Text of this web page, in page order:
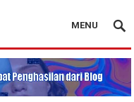
MENU